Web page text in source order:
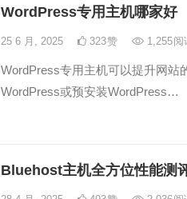
WordPress专用主机哪家好
25 6 月, 2025 323赞 1,255阅
WordPress专用主机可以提升网站
WordPress或预安装WordPress…
Bluehost主机全方位性能测